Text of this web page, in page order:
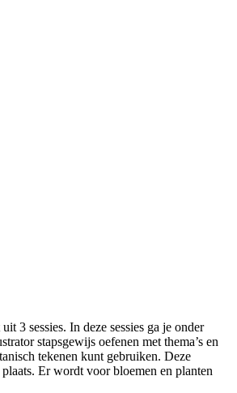
3 sessies. In deze sessies ga je onder
stapsgewijs oefenen met thema’s en
tekenen kunt gebruiken. Deze
Er wordt voor bloemen en planten